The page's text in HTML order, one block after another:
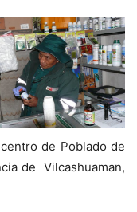
de Poblado de
de Vilcashuaman,